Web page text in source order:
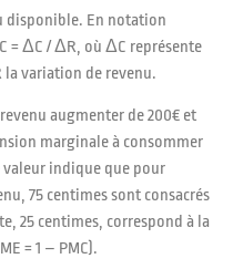
disponible. En notation
= ΔC / ΔR, où ΔC représente
variation de revenu.
augmenter de 200€ et
marginale à consommer
valeur indique que pour
75 centimes sont consacrés
25 centimes, correspond à la
= 1 – PMC).